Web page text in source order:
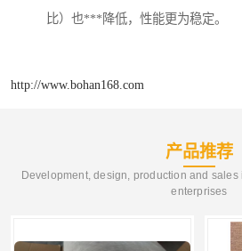
比）也***降低，性能更为稳定。
http://www.bohan168.com
产品推荐
Development, design, production and
enterprises